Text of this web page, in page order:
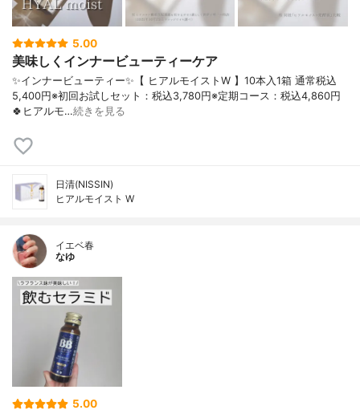
5.00
美味しくインナービューティーケア
✨インナービューティー✨【 ヒアルモイストW 】10本入1箱 通常税込
5,400円※初回お試しセット：税込3,780円※定期コース：税込4,860円
🍀ヒアルモ…続きを見る
日清(NISSIN)
ヒアルモイスト W
イエベ春
なゆ
5.00